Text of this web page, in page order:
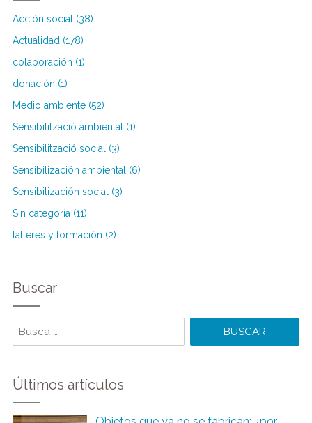
Acción social (38)
Actualidad (178)
colaboración (1)
donación (1)
Medio ambiente (52)
Sensibilització ambiental (1)
Sensibilització social (3)
Sensibilización ambiental (6)
Sensibilización social (3)
Sin categoría (11)
talleres y formación (2)
Buscar
Últimos artículos